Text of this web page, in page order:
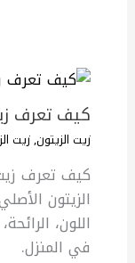
كيف تعرف
زيت الزيتون,زيت
كيف تعرف
الزيتون
اللون،
في المنزل.